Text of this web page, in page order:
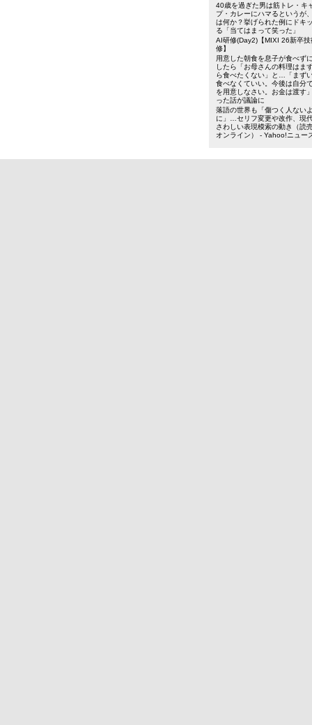
40歳を過ぎた男は筋トレ・キ
プ・カレーにハマるというが
は何か？挙げられた例にドキ
る「当てはまって笑った」
AI研修(Day2)【MIXI 26新卒技
修】
用意した朝食を息子が食べず
したら「お母さんの料理はま
ら食べたくない」と…「まず
食べなくていい。今後は自分
を用意しなさい。お金は渡す
った話が議論に
落語の世界も「傷つく人ない
に」…セリフ変更や改作、現
さわしい表現模索の動き（読
オンライン） - Yahoo!ニュー